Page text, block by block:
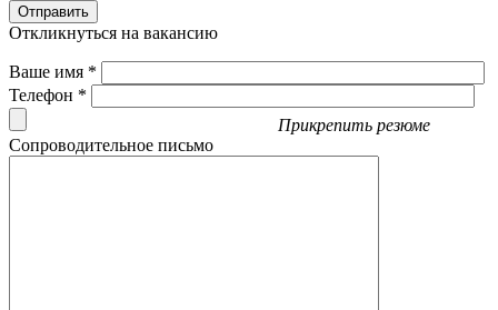
Отправить
Откликнуться на вакансию
Ваше имя *
Телефон *
Прикрепить резюме
Сопроводительное письмо